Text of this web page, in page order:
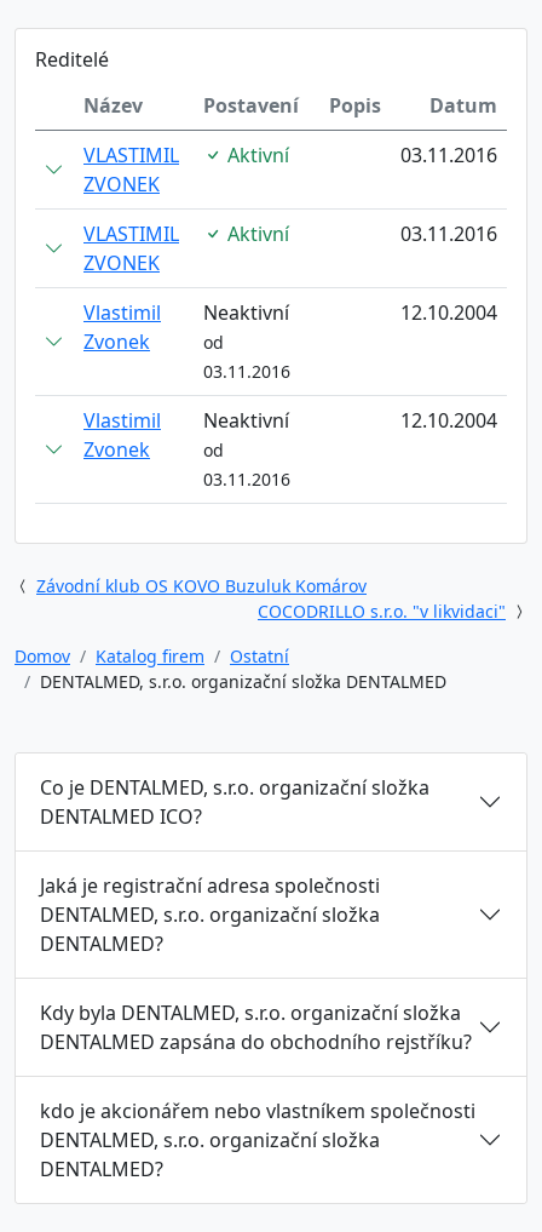
Reditelé
Název
Postavení Popis
Datum
VLASTIMIL
ZVONEK
Aktivní 03.11.2016
VLASTIMIL
ZVONEK
Aktivní 03.11.2016
Vlastimil
Zvonek
Neaktivní
od
03.11.2016
12.10.2004
Vlastimil
Zvonek
Neaktivní
od
03.11.2016
12.10.2004
Závodní klub OS KOVO Buzuluk Komárov
COCODRILLO s.r.o. "v likvidaci"
Domov
Katalog firem
Ostatní
DENTALMED, s.r.o. organizační složka DENTALMED
Co je DENTALMED, s.r.o. organizační složka
DENTALMED ICO?
Jaká je registrační adresa společnosti
DENTALMED, s.r.o. organizační složka
DENTALMED?
Kdy byla DENTALMED, s.r.o. organizační složka
DENTALMED zapsána do obchodního rejstříku?
kdo je akcionářem nebo vlastníkem společnosti
DENTALMED, s.r.o. organizační složka
DENTALMED?